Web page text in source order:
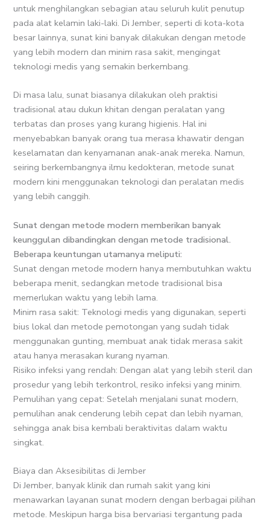
untuk menghilangkan sebagian atau seluruh kulit penutup
pada alat kelamin laki-laki. Di Jember, seperti di kota-kota
besar lainnya, sunat kini banyak dilakukan dengan metode
yang lebih modern dan minim rasa sakit, mengingat
teknologi medis yang semakin berkembang.
Di masa lalu, sunat biasanya dilakukan oleh praktisi
tradisional atau dukun khitan dengan peralatan yang
terbatas dan proses yang kurang higienis. Hal ini
menyebabkan banyak orang tua merasa khawatir dengan
keselamatan dan kenyamanan anak-anak mereka. Namun,
seiring berkembangnya ilmu kedokteran, metode sunat
modern kini menggunakan teknologi dan peralatan medis
yang lebih canggih.
Sunat dengan metode modern memberikan banyak
keunggulan dibandingkan dengan metode tradisional.
Beberapa keuntungan utamanya meliputi:
Sunat dengan metode modern hanya membutuhkan waktu
beberapa menit, sedangkan metode tradisional bisa
memerlukan waktu yang lebih lama.
Minim rasa sakit: Teknologi medis yang digunakan, seperti
bius lokal dan metode pemotongan yang sudah tidak
menggunakan gunting, membuat anak tidak merasa sakit
atau hanya merasakan kurang nyaman.
Risiko infeksi yang rendah: Dengan alat yang lebih steril dan
prosedur yang lebih terkontrol, resiko infeksi yang minim.
Pemulihan yang cepat: Setelah menjalani sunat modern,
pemulihan anak cenderung lebih cepat dan lebih nyaman,
sehingga anak bisa kembali beraktivitas dalam waktu
singkat.
Biaya dan Aksesibilitas di Jember
Di Jember, banyak klinik dan rumah sakit yang kini
menawarkan layanan sunat modern dengan berbagai pilihan
metode. Meskipun harga bisa bervariasi tergantung pada